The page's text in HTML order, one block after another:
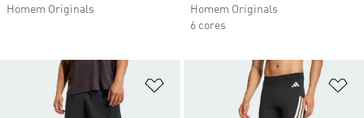
Homem Originals
Homem Originals
6 cores
Adicionar à Lista de Desejos